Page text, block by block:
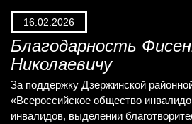
16.02.2026
Благодарность
Николаевичу
За поддержку Дзержинской
«Всероссийское общество
инвалидов, выделении